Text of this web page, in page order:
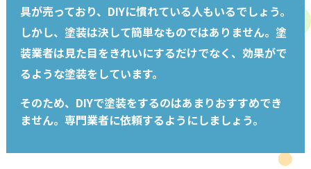
具が売っており、DIYに慣れている人もいるでしょう。
しかし、塗装は決して簡単なものではありません。塗
装業者は見た目をきれいにするだけでなく、効果がで
るような塗装をしています。
そのため、DIYで塗装をするのはあまりおすすめでき
ません。専門業者に依頼するようにしましょう。